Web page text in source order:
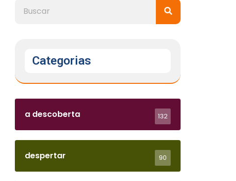
Categorias
a descoberta 132
despertar 90